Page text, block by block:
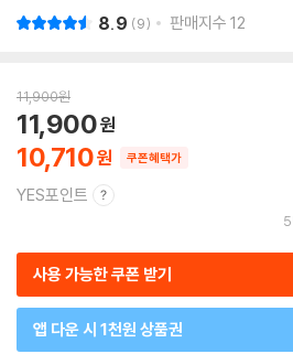
8.9 9 판매지수 12
11,900원
10,710
11,900
쿠폰혜택가
YES포인트
사용 가능한 쿠폰 받기
앱 다운 시 1천원 상품권